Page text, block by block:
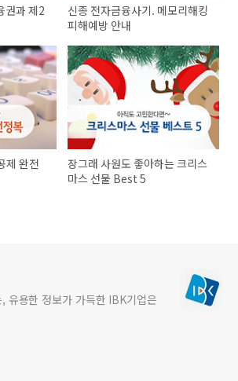
권과 제2
신종 전자금융사기. 메모리해킹
피해예방 안내
제 완전
장그래 사원도 좋아하는 크리스
마스 선물 Best 5
유용한 정보가 가득한 IBK기업은